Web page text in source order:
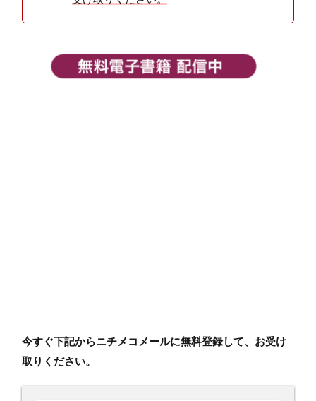
今すぐ下記からニチメコメールに無料登録して、お受け
取りください。